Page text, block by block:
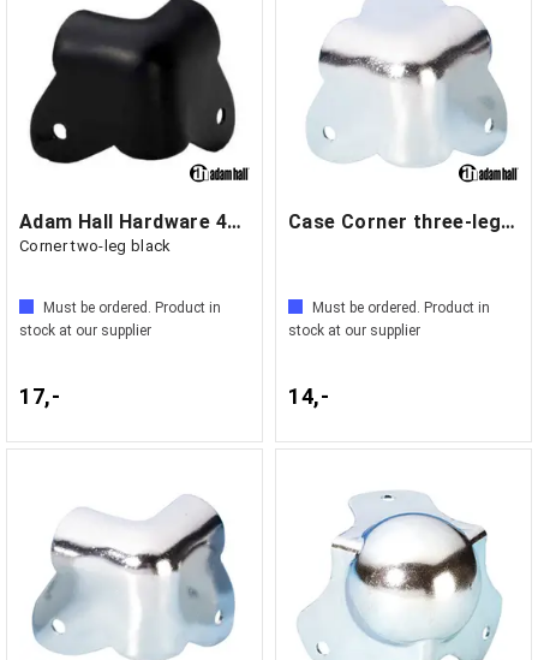
Adam Hall Hardware 4023 BLK - Case
Corner two-leg black
Must be ordered. Product in
stock at our supplier
17,-
Case Corner three-leg nickel-plated
Must be ordered. Product in
stock at our supplier
14,-